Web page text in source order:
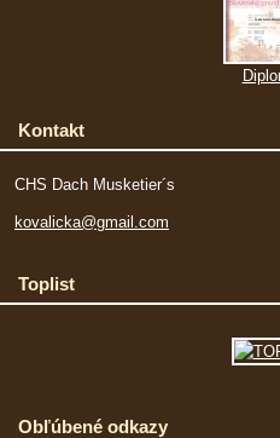
Kontakt
CHS Dach Musketier´s
kovalicka@gmail.com
Toplist
Obľúbené odkazy